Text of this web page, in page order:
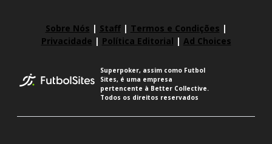
Sobre Nós | Staff| Termos e Condições |
Privacidade | Política Editorial | Ad Choices
Superpoker, assim como Futbol
Sites, é uma empresa
pertencente à Better Collective.
Todos os direitos reservados